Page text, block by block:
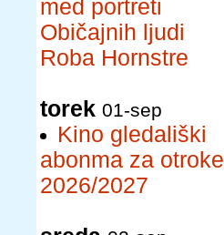
med portreti
Običajnih ljudi
Roba Hornstre
torek 01-sep
Kino gledališki
abonma za otroke
2026/2027